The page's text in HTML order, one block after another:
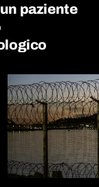
paziente